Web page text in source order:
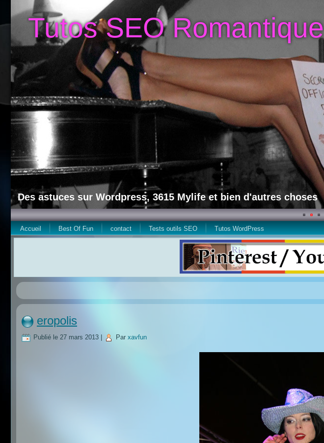
Tutos SEO Romantique
Des astuces sur Wordpress, 3615 Mylife et bien d'autres choses
Accueil Best Of Fun contact Tests outils SEO Tutos WordPress
eropolis
Publié le 27 mars 2013 Par xavfun